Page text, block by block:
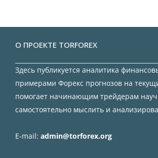
О ПРОЕКТЕ TORFOREX
Здесь публикуется аналитика
примерами Форекс прогнозов на
помогает начинающим трейдерам
самостоятельно мыслить и
E-mail: admin@torforex.org